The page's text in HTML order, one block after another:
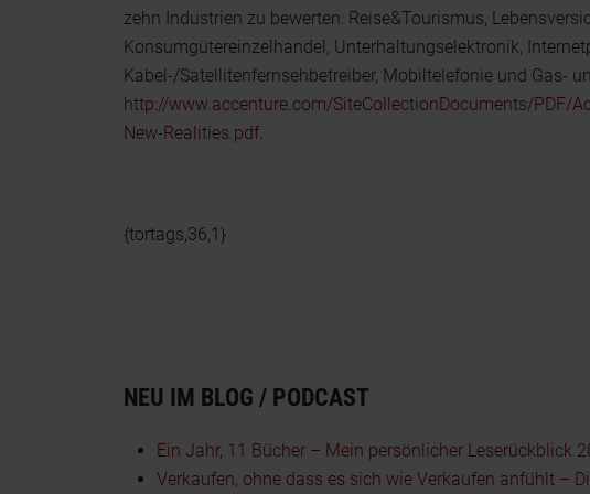
zehn Industrien zu bewerten: Reise&Tourismus,
Konsumgütereinzelhandel, Unterhaltungselektronik,
Kabel-/Satellitenfernsehbetreiber, Mobiltelefonie und Gas-
http://www.accenture.com/SiteCollectionDocuments/PDF/
New-Realities.pdf.
{tortags,36,1}
NEU IM BLOG / PODCAST
Ein Jahr, 11 Bücher – Mein persönlicher Leserückblick
Verkaufen, ohne dass es sich wie Verkaufen anfühlt –